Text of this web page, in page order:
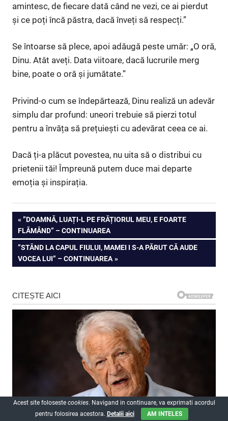
amintesc, de fiecare dată când ne vezi, ce ai pierdut
și ce poți încă păstra, dacă înveți să respecți.”
Se întoarse să plece, apoi adăugă peste umăr: „O oră,
Dinu. Atât aveți. Data viitoare, dacă lucrurile merg
bine, poate o oră și jumătate.”
Privind-o cum se îndepărtează, Dinu realiză un adevăr
simplu dar profund: uneori trebuie să pierzi totul
pentru a învăța să prețuiești cu adevărat ceea ce ai.
Dacă ți-a plăcut povestea, nu uita să o distribui cu
prietenii tăi! Împreună putem duce mai departe
emoția și inspirația.
Navigare
în
articole
PREVIOUS
POST:
”DOAMNĂ, LUAȚI-L PE FRĂȚIORUL MEU, E FOARTE
FLĂMÂND” – CONTINUAREA
NEXT
POST:
”STÂND LA CAPUL FIULUI, MAMEI I S-A PĂRUT CĂ AUDE
VOCEA LUI” – CONTINUAREA
Acest site foloseste cookies. Navigand in continuare, va exprimati acordul
pentru folosirea acestora. Detalii aici AM INTELES